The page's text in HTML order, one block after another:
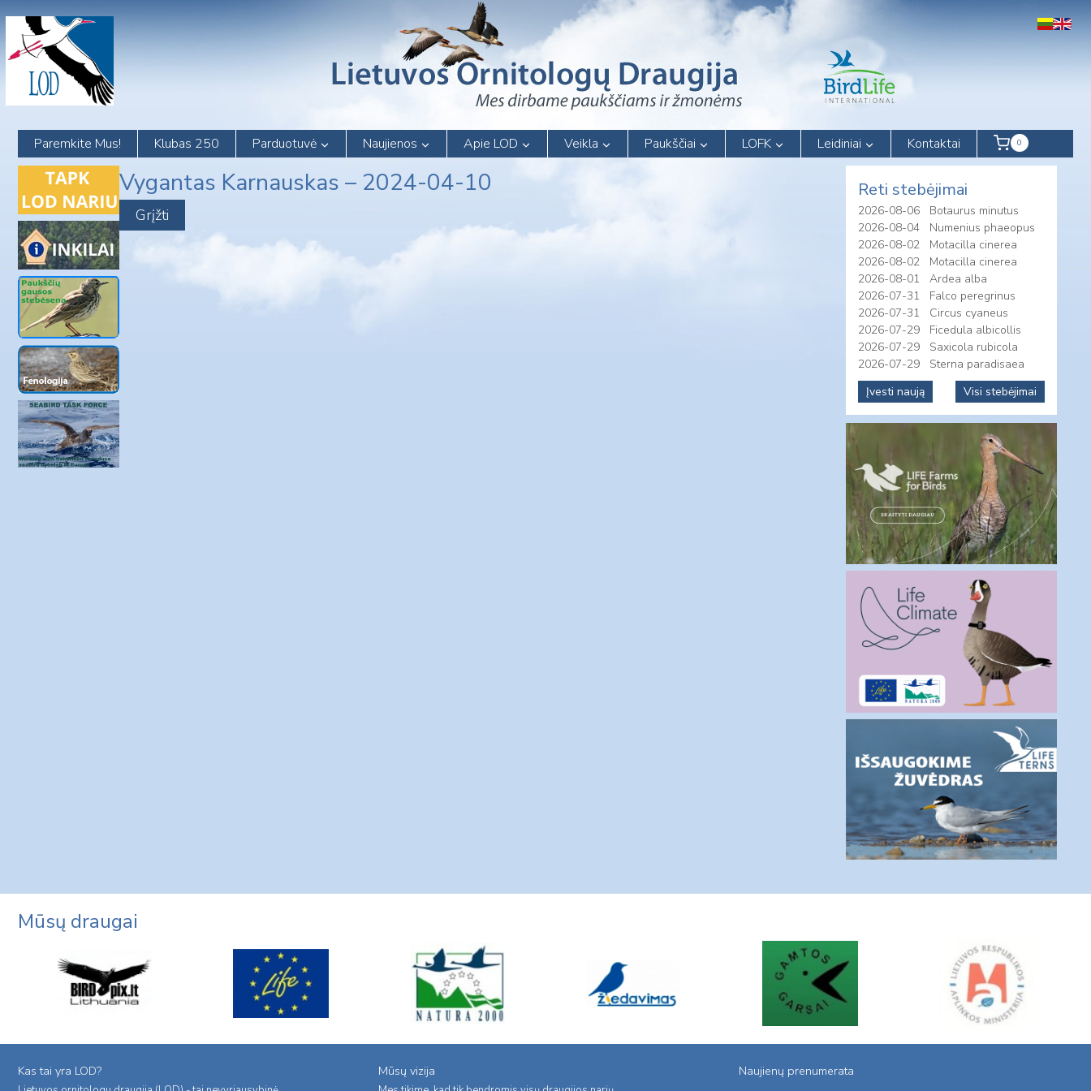
content
Paremkite Mus! Klubas 250 Parduotuvė Naujienos Apie LOD Veikla Paukščiai LOFK Leidiniai Kontaktai 0
Vygantas Karnauskas – 2024-04-10 Reti stebėjimai
2026-08-06
Botaurus minutus
2026-08-04
Numenius phaeopus
2026-08-02
Motacilla cinerea
2026-08-02
Motacilla cinerea
2026-08-01
Ardea alba
2026-07-31
Falco peregrinus
2026-07-31
Circus cyaneus
2026-07-29
Ficedula albicollis
2026-07-29
Saxicola rubicola
2026-07-29
Sterna paradisaea
Įvesti naują
Visi stebėjimai
Mūsų draugai
Kas tai yra LOD? Mūsų vizija Naujienų prenumerata